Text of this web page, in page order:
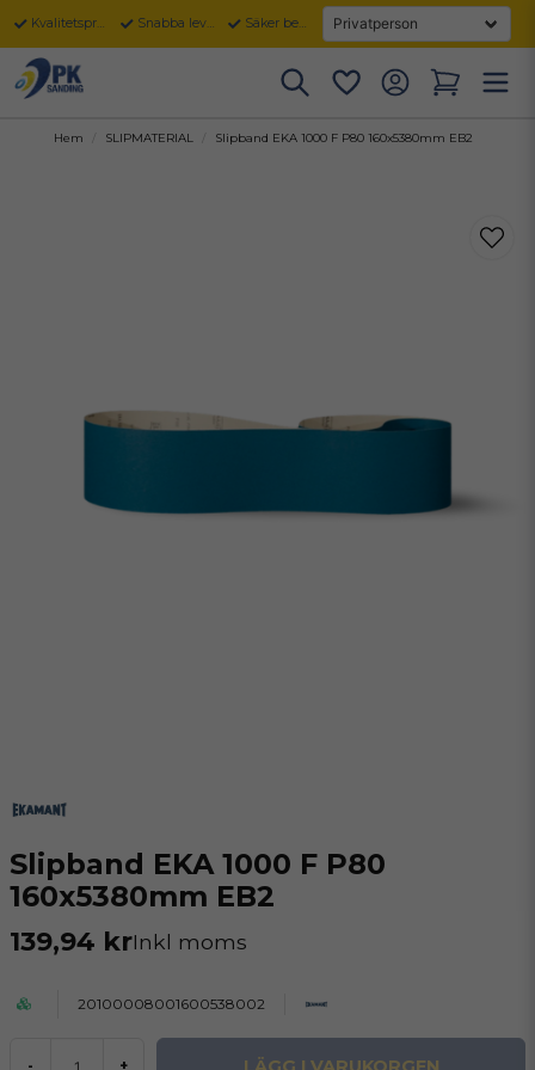
Kvalitetsprodukter Snabba leveranser Säker betalning
Hem SLIPMATERIAL Slipband EKA 1000 F P80 160x5380mm EB2
Slipband EKA 1000 F P80
160x5380mm EB2
139,94 krInkl moms
20100008001600538002
- +